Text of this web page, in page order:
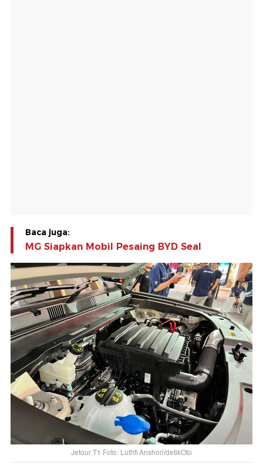
Baca juga:
MG Siapkan Mobil Pesaing BYD Seal
Jetour T1 Foto: Luthfi Anshori/detikOto